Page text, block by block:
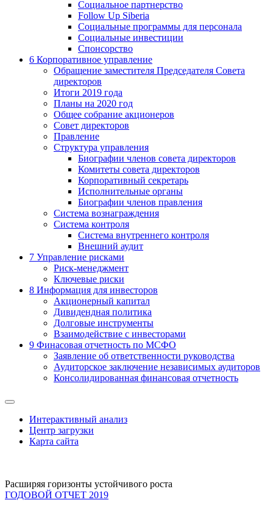
Социальное партнерство
Follow Up Siberia
Социальные программы для персонала
Социальные инвестиции
Спонсорство
6 Корпоративное управление
Обращение заместителя Председателя Совета
директоров
Итоги 2019 года
Планы на 2020 год
Общее собрание акционеров
Совет директоров
Правление
Структура управления
Биографии членов совета директоров
Комитеты совета директоров
Корпоративный секретарь
Исполнительные органы
Биографии членов правления
Система вознаграждения
Система контроля
Система внутреннего контроля
Внешний аудит
7 Управление рисками
Риск-менеджмент
Ключевые риски
8 Информация для инвесторов
Акционерный капитал
Дивидендная политика
Долговые инструменты
Взаимодействие с инвеcторами
9 Финасовая отчетность по МСФО
Заявление об ответственности руководства
Аудиторское заключение независимых аудиторов
Консолидированная финансовая отчетность
Интерактивный анализ
Центр загрузки
Карта сайта
Расширяя горизонты устойчивого роста
ГОДОВОЙ ОТЧЕТ 2019